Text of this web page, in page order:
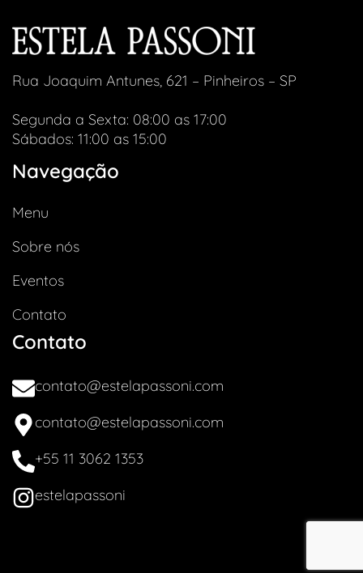
Rua Joaquim Antunes, 621 – Pinheiros – SP
Segunda a Sexta: 08:00 as 17:00
Sábados: 11:00 as 15:00
Navegação
Menu
Sobre nós
Eventos
Contato
Contato
contato@estelapassoni.com
contato@estelapassoni.com
+55 11 3062 1353
estelapassoni